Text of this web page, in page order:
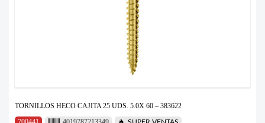
TORNILLOS HECO CAJITA 25 UDS. 5.0X 60 – 383622